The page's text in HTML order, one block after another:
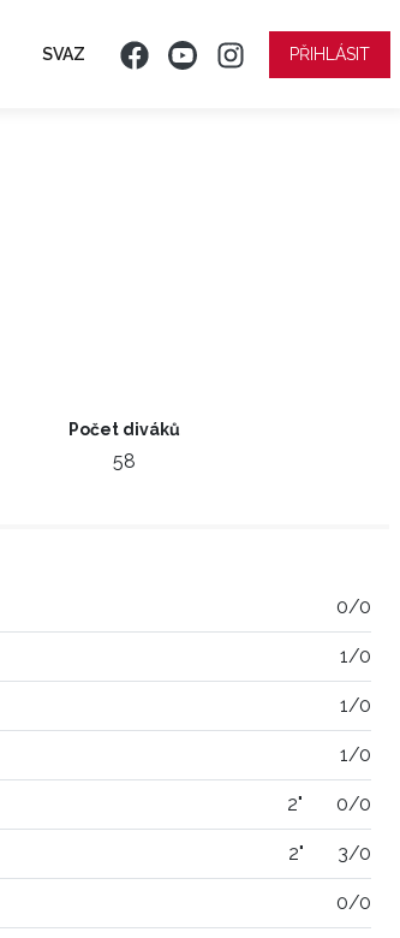
SVAZ PŘIHLÁSIT
Počet diváků
58
0/0
1/0
1/0
1/0
2" 0/0
2" 3/0
0/0